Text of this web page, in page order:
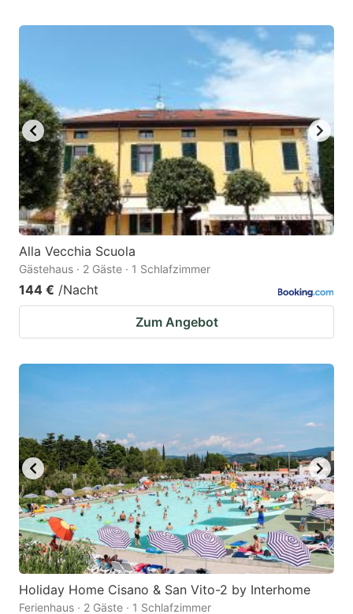
Alla Vecchia Scuola
Gästehaus · 2 Gäste · 1 Schlafzimmer
144 € /Nacht
Zum Angebot
Holiday Home Cisano & San Vito-2 by Interhome
Ferienhaus · 2 Gäste · 1 Schlafzimmer